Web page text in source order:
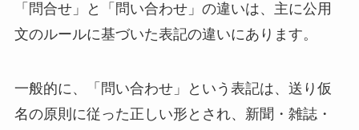
「問合せ」と「問い合わせ」の違いは、主に公用
文のルールに基づいた表記の違いにあります。
一般的に、「問い合わせ」という表記は、送り仮
名の原則に従った正しい形とされ、新聞・雑誌・